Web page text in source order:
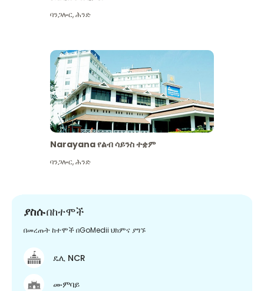
ባንጋሎር,ሕንድ
Narayana የልብ ሳይንስ ተቋም
ባንጋሎር,ሕንድ
ያስሱበከተሞች
በመረጡት ከተሞች በGoMedii ህክምና ያግኙ
ዴሊ NCR
ሙምባይ